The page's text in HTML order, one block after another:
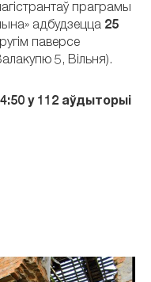
праграмы
адбудзецца 25
паверсе
5, Вільня).
у 112 аўдыторыі